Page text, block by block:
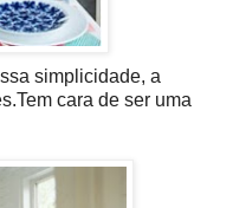
simplicidade, a
cara de ser uma